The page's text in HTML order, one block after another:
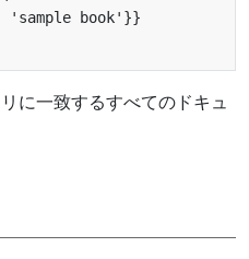
に一致するすべてのドキュ